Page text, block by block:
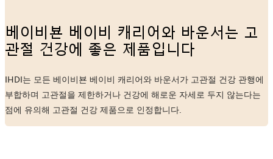
베이비뵨 베이비 캐리어와 바운서는 고
관절 건강에 좋은 제품입니다
IHDI는 모든 베이비뵨 베이비 캐리어와 바운서가 고관절 건강 관행에
부합하며 고관절을 제한하거나 건강에 해로운 자세로 두지 않는다는
점에 유의해 고관절 건강 제품으로 인정합니다.